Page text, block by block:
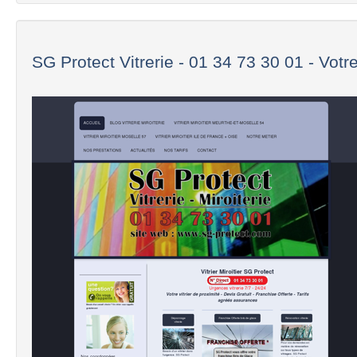
SG Protect Vitrerie - 01 34 73 30 01 -